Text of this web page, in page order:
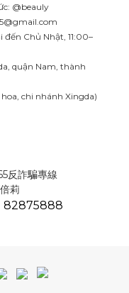
@beauly
Chủ Nhật, 11:00–
quận Nam, thành
chi nhánh Xingda)
反詐騙專線
莉
82875888